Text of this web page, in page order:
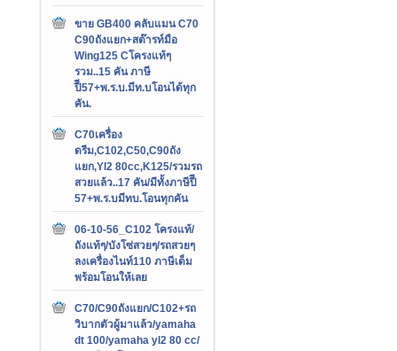
ขาย GB400 คลับแมน C70
C90ถังแยก+สต๊ารท์มือ
Wing125 Cโครงแท้ๆ
รวม..15 คัน ภาษี
ปีี57+พ.ร.บ.มีท.บโอนได้ทุก
คัน.
C70เครื่อง
ดรีม,C102,C50,C90ถัง
แยก,Yl2 80cc,K125/รวมรถ
สวยแล้ว..17 คัน/มีทั้งภาษีปีี
57+พ.ร.บมีทบ.โอนทุกคัน
06-10-56_C102 โครงแท้/
ถังแท้ๆ/บังโซ่สวยๆ/รถสวยๆ
ลงเครื่องไนท์110 ภาษีเต็ม
พร้อมโอนให้เลย
C70/C90ถังแยก/C102+รถ
วิบากตัวผู้มาแล้ว/yamaha
dt 100/yamaha yl2 80 cc/